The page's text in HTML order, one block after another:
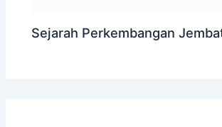
Sejarah Perkembangan